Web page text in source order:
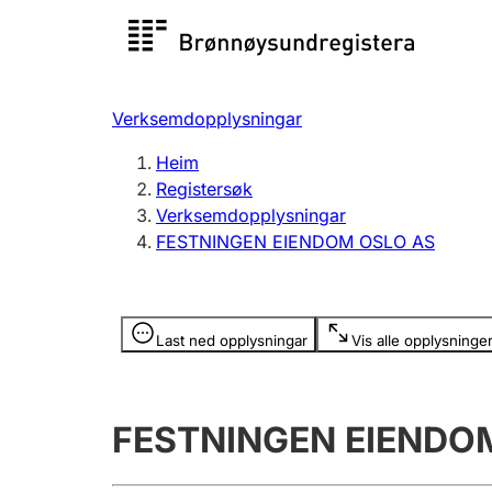
Registersøk
Registrere, endre, slette
Verksemdopplysningar
Heim
Registersøk
Verksemdopplysningar
FESTNINGEN EIENDOM OSLO AS
Last ned opplysningar Vis alle opplysninger
Opplysninger er skjult
FESTNINGEN